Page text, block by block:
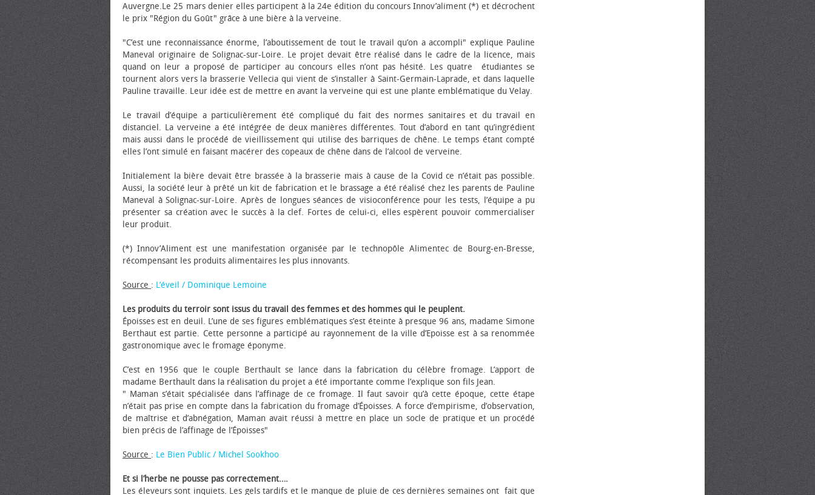
Auvergne.Le 25 mars denier elles participent à la 24e édition du concours Innov’aliment (*) et décrochent
le prix "Région du Goût" grâce à une bière à la verveine.
"C’est une reconnaissance énorme, l’aboutissement de tout le travail qu’on a accompli" explique Pauline
Maneval originaire de Solignac-sur-Loire. Le projet devait être réalisé dans le cadre de la licence, mais
quand on leur a proposé de participer au concours elles n’ont pas hésité. Les quatre étudiantes se
tournent alors vers la brasserie Vellecia qui vient de s’installer à Saint-Germain-Laprade, et dans laquelle
Pauline travaille. Leur idée est de mettre en avant la verveine qui est une plante emblématique du Velay.
Le travail d’équipe a particulièrement été compliqué du fait des normes sanitaires et du travail en
distanciel. La verveine a été intégrée de deux manières différentes. Tout d’abord en tant qu’ingrédient
mais aussi dans le procédé de vieillissement qui utilise des barriques de chêne. Le temps étant compté
elles l’ont simulé en faisant macérer des copeaux de chêne dans de l’alcool de verveine.
Initialement la bière devait être brassée à la brasserie mais à cause de la Covid ce n’était pas possible.
Aussi, la société leur à prêté un kit de fabrication et le brassage a été réalisé chez les parents de Pauline
Maneval à Solignac-sur-Loire. Après de longues séances de visioconférence pour les tests, l’équipe a pu
présenter sa création avec le succès à la clef. Fortes de celui-ci, elles espèrent pouvoir commercialiser
leur produit.
(*) Innov’Aliment est une manifestation organisée par le technopôle Alimentec de Bourg-en-Bresse,
récompensant les produits alimentaires les plus innovants.
Source : L’éveil / Dominique Lemoine
Les produits du terroir sont issus du travail des femmes et des hommes qui le peuplent.
Époisses est en deuil. L’une de ses figures emblématiques s’est éteinte à presque 96 ans, madame Simone
Berthaut est partie. Cette personne a participé au rayonnement de la ville d’Epoisse est à sa renommée
gastronomique avec le fromage éponyme.
C’est en 1956 que le couple Berthault se lance dans la fabrication du célèbre fromage. L’apport de
madame Berthault dans la réalisation du projet a été importante comme l’explique son fils Jean.
" Maman s’était spécialisée dans l’affinage de ce fromage. Il faut savoir qu’à cette époque, cette étape
n’était pas prise en compte dans la fabrication du fromage d’Époisses. A force d’empirisme, d’observation,
de maîtrise et d’abnégation, Maman avait réussi à mettre en place un socle de pratique et un procédé
bien précis de l’affinage de l’Époisses"
Source : Le Bien Public / Michel Sookhoo
Et si l’herbe ne pousse pas correctement….
Les éleveurs sont inquiets. Les gels tardifs et le manque de pluie de ces dernières semaines ont fait que